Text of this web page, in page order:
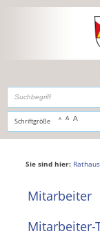
,zur Navigation
Schriftgröße A A A
Sie sind hier:
Mitarbeiter
Mitarbeiter-